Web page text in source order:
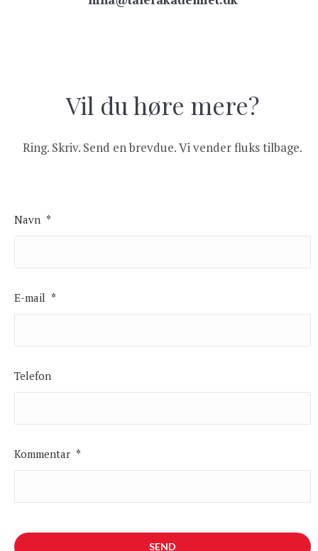
Vil du høre mere?
Ring. Skriv. Send en brevdue. Vi vender fluks tilbage.
Navn *
E-mail *
Telefon
Kommentar *